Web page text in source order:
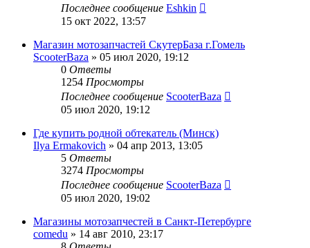
Последнее сообщение Eshkin
15 окт 2022, 13:57
Магазин мотозапчастей СкутерБаза г.Гомель
ScooterBaza » 05 июл 2020, 19:12
0 Ответы
1254 Просмотры
Последнее сообщение ScooterBaza
05 июл 2020, 19:12
Где купить родной обтекатель (Минск)
Ilya Ermakovich » 04 апр 2013, 13:05
5 Ответы
3274 Просмотры
Последнее сообщение ScooterBaza
05 июл 2020, 19:02
Магазины мотозапчестей в Санкт-Петербурге
comedu » 14 авг 2010, 23:17